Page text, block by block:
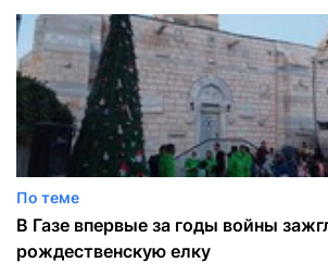
По теме
В Газе впервые за годы войны
рождественскую елку